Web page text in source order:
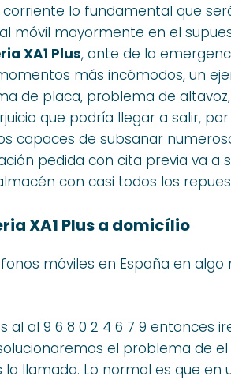
lo fundamental que
móvil mayormente en el
XA1 Plus, ante de la
más incómodos, un
de placa, problema de
que podría llegar a salir,
capaces de subsanar
pedida con cita previa va a
con casi todos los
XA1 Plus a domicílio
móviles en España en algo
al al 9 6 8 0 2 4 6 7 9 entonces
el problema de
llamada. Lo normal es que en